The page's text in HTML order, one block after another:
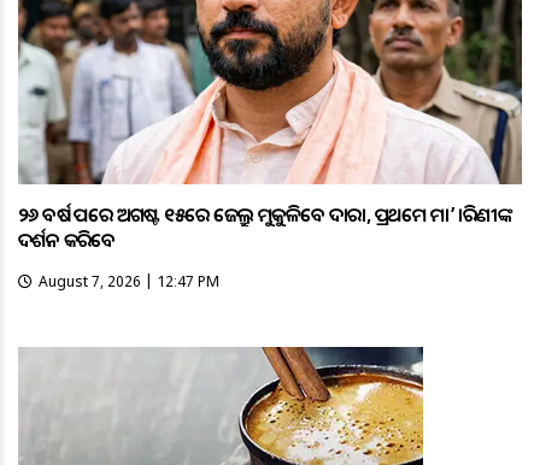
୨୬ ବର୍ଷ ପରେ ଅଗଷ୍ଟ ୧୫ରେ ଜେଲ୍ରୁ ମୁକୁଳିବେ ଦାରା, ପ୍ରଥମେ ମା’ ତାରିଣୀଙ୍କ
ଦର୍ଶନ କରିବେ
August 7, 2026 | 12:47 PM